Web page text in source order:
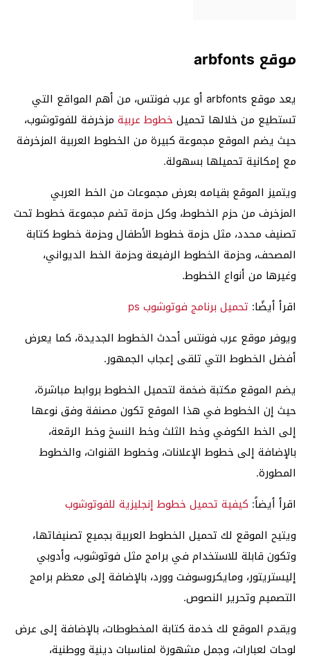
موقع arbfonts
يعد موقع arbfonts أو عرب فونتس، من أهم المواقع التي
تستطيع من خلالها تحميل خطوط عربية مزخرفة للفوتوشوب،
حيث يضم الموقع مجموعة كبيرة من الخطوط العربية المزخرفة
مع إمكانية تحميلها بسهولة.
ويتميز الموقع بقيامه بعرض مجموعات من الخط العربي
المزخرف من حزم الخطوط، وكل حزمة تضم مجموعة خطوط تحت
تصنيف محدد، مثل حزمة خطوط الأطفال وحزمة خطوط كتابة
المصحف، وحزمة الخطوط الرفيعة وحزمة الخط الديواني،
وغيرها من أنواع الخطوط.
اقرأ أيضًا: تحميل برنامج فوتوشوب ps
ويوفر موقع عرب فونتس أحدث الخطوط الجديدة، كما يعرض
أفضل الخطوط التي تلقى إعجاب الجمهور.
يضم الموقع مكتبة ضخمة لتحميل الخطوط بروابط مباشرة،
حيث إن الخطوط في هذا الموقع تكون مصنفة وفق نوعها
إلى الخط الكوفي وخط الثلث وخط النسخ وخط الرقعة،
بالإضافة إلى خطوط الإعلانات، وخطوط القنوات، والخطوط
المطورة.
اقرأ أيضاً: كيفية تحميل خطوط إنجليزية للفوتوشوب
ويتيح الموقع لك تحميل الخطوط العربية بجميع تصنيفاتها،
وتكون قابلة للاستخدام في برامج مثل فوتوشوب، وأدوبي
إليستريتور، ومايكروسوفت وورد، بالإضافة إلى معظم برامج
التصميم وتحرير النصوص.
ويقدم الموقع لك خدمة كتابة المخطوطات، بالإضافة إلى عرض
لوحات لعبارات، وجمل مشهورة لمناسبات دينية ووطنية،